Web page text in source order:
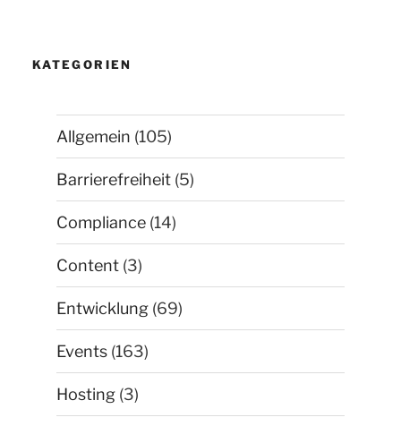
KATEGORIEN
Allgemein (105)
Barrierefreiheit (5)
Compliance (14)
Content (3)
Entwicklung (69)
Events (163)
Hosting (3)